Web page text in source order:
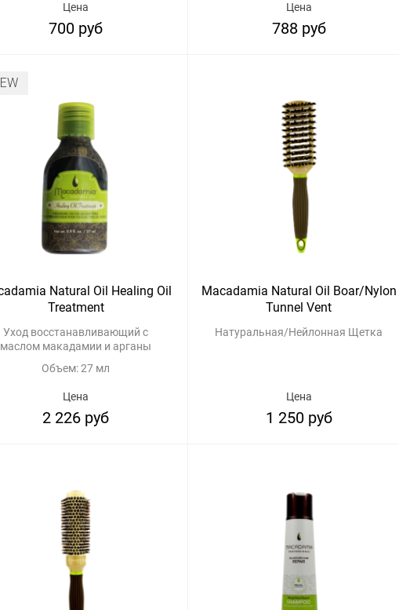
Цена
700 руб
Цена
788 руб
Natural Oil Healing Oil
Treatment
Уход восстанавливающий с
маслом макадамии и арганы
Объем: 27 мл
Цена
2 226 руб
Macadamia Natural Oil Boar/Nylon
Tunnel Vent
Натуральная/Нейлонная Щетка
Цена
1 250 руб